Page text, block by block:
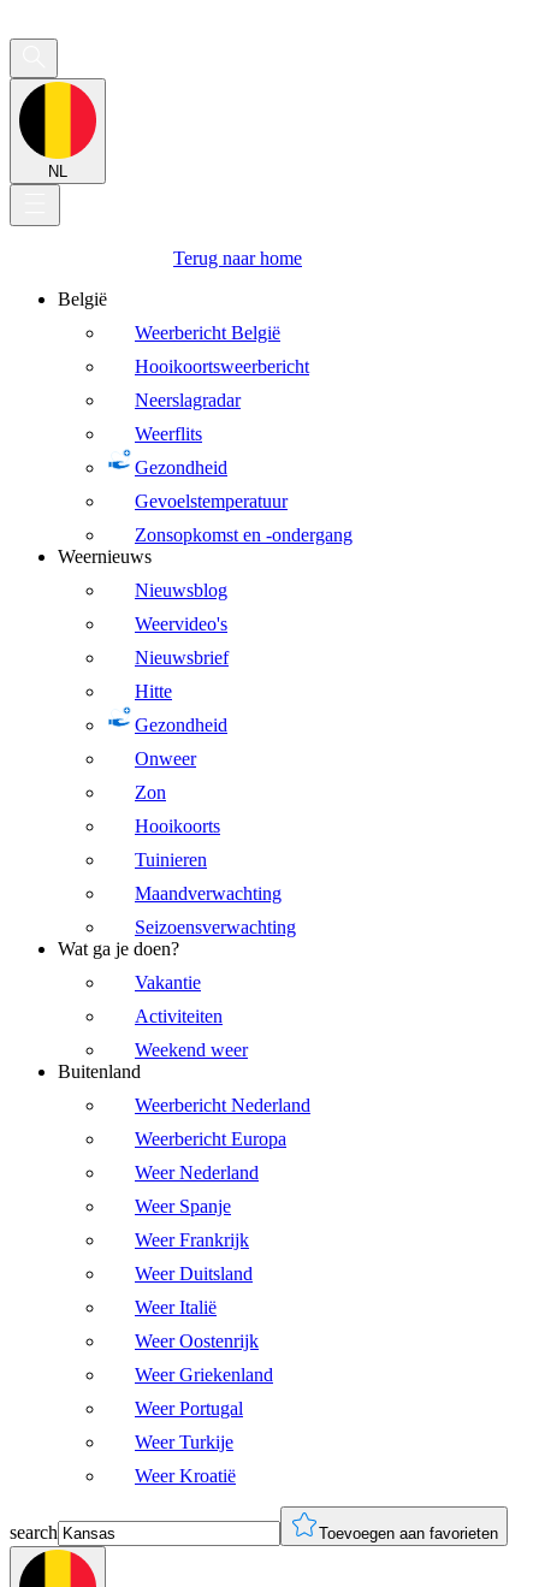
NL
Terug naar home
België
Weerbericht België
Hooikoortsweerbericht
Neerslagradar
Weerflits
Gezondheid
Gevoelstemperatuur
Zonsopkomst en -ondergang
Weernieuws
Nieuwsblog
Weervideo's
Nieuwsbrief
Hitte
Gezondheid
Onweer
Zon
Hooikoorts
Tuinieren
Maandverwachting
Seizoensverwachting
Wat ga je doen?
Vakantie
Activiteiten
Weekend weer
Buitenland
Weerbericht Nederland
Weerbericht Europa
Weer Nederland
Weer Spanje
Weer Frankrijk
Weer Duitsland
Weer Italië
Weer Oostenrijk
Weer Griekenland
Weer Portugal
Weer Turkije
Weer Kroatië
search Toevoegen aan favorieten